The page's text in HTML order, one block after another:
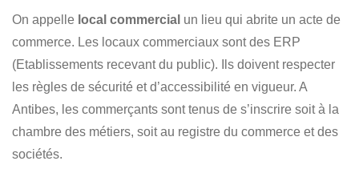
On appelle local commercial un lieu qui abrite un acte de
commerce. Les locaux commerciaux sont des ERP
(Etablissements recevant du public). Ils doivent respecter
les règles de sécurité et d’accessibilité en vigueur. A
Antibes, les commerçants sont tenus de s’inscrire soit à la
chambre des métiers, soit au registre du commerce et des
sociétés.